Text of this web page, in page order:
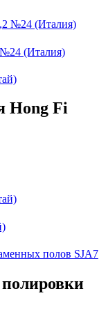
(Италия)
Hong Fi